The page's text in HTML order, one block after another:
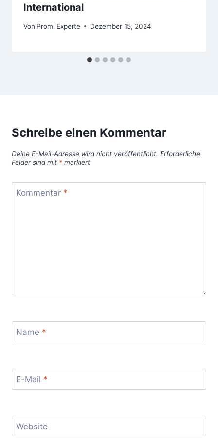
International
Von Promi Experte Dezember 15, 2024
Schreibe einen Kommentar
Deine E-Mail-Adresse wird nicht veröffentlicht. Erforderliche
Felder sind mit * markiert
Kommentar *
Name *
E-Mail *
Website